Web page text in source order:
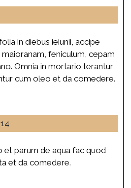
in diebus ieiunii, accipe
feniculum, cepam
Omnia in mortario terantur
cum oleo et da comedere.
parum de aqua fac quod
et da comedere.